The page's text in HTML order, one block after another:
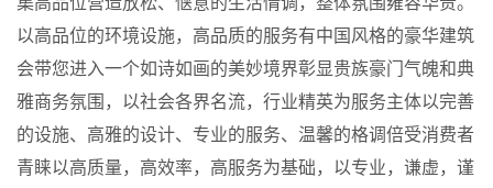
以高品位的环境设施，高品质的服务有中国风格的豪华建筑
会带您进入一个如诗如画的美妙境界彰显贵族豪门气魄和典
雅商务氛围，以社会各界名流，行业精英为服务主体以完善
的设施、高雅的设计、专业的服务、温馨的格调倍受消费者
青睐以高质量，高效率，高服务为基础，以专业，谦虚，谨